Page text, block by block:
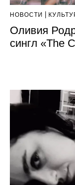
НОВОСТИ
Оливия
сингл «The